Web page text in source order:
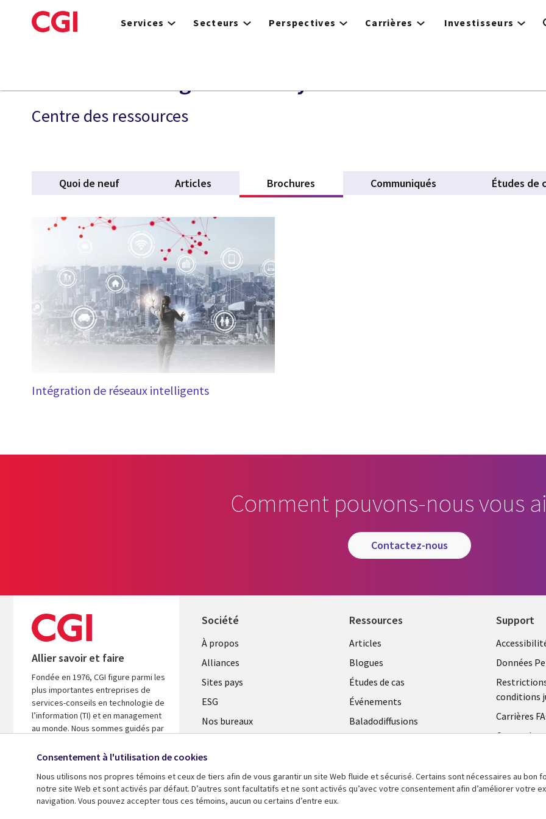
to
Services Secteurs Perspectives Carrières Investisseurs
Centre des ressources
Quoi de neuf Articles Brochures (active tab)Communiqués Études de
Intégration de réseaux intelligents
Comment pouvons-nous vous
contactez-nous
Allier savoir et faire
Fondée en 1976, CGI figure parmi les
plus importantes entreprises de
services-conseils en technologie de
l’information (TI) et en management
au monde. Nous sommes guidés par
d’accélérer le rendement de vos
En savoir plus
Société
À propos
Alliances
Sites pays
ESG
Nos bureaux
Salle de presse
Ressources
Articles
Blogues
Études de cas
Événements
Baladodiffusions
Support
Données
conditions
Carrières
Centre de
Consentement à l'utilisation de cookies
Nous utilisons nos propres témoins et ceux de tiers afin de vous garantir un site Web fluide et sécurisé. Certains sont nécessaires au bon
notre site Web et sont activés par défaut. D’autres sont facultatifs et ne sont activés qu’avec votre consentement afin d’améliorer votre
navigation. Vous pouvez accepter tous ces témoins, aucun ou certains d’entre eux.